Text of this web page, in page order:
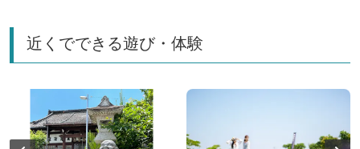
近くでできる遊び・体験